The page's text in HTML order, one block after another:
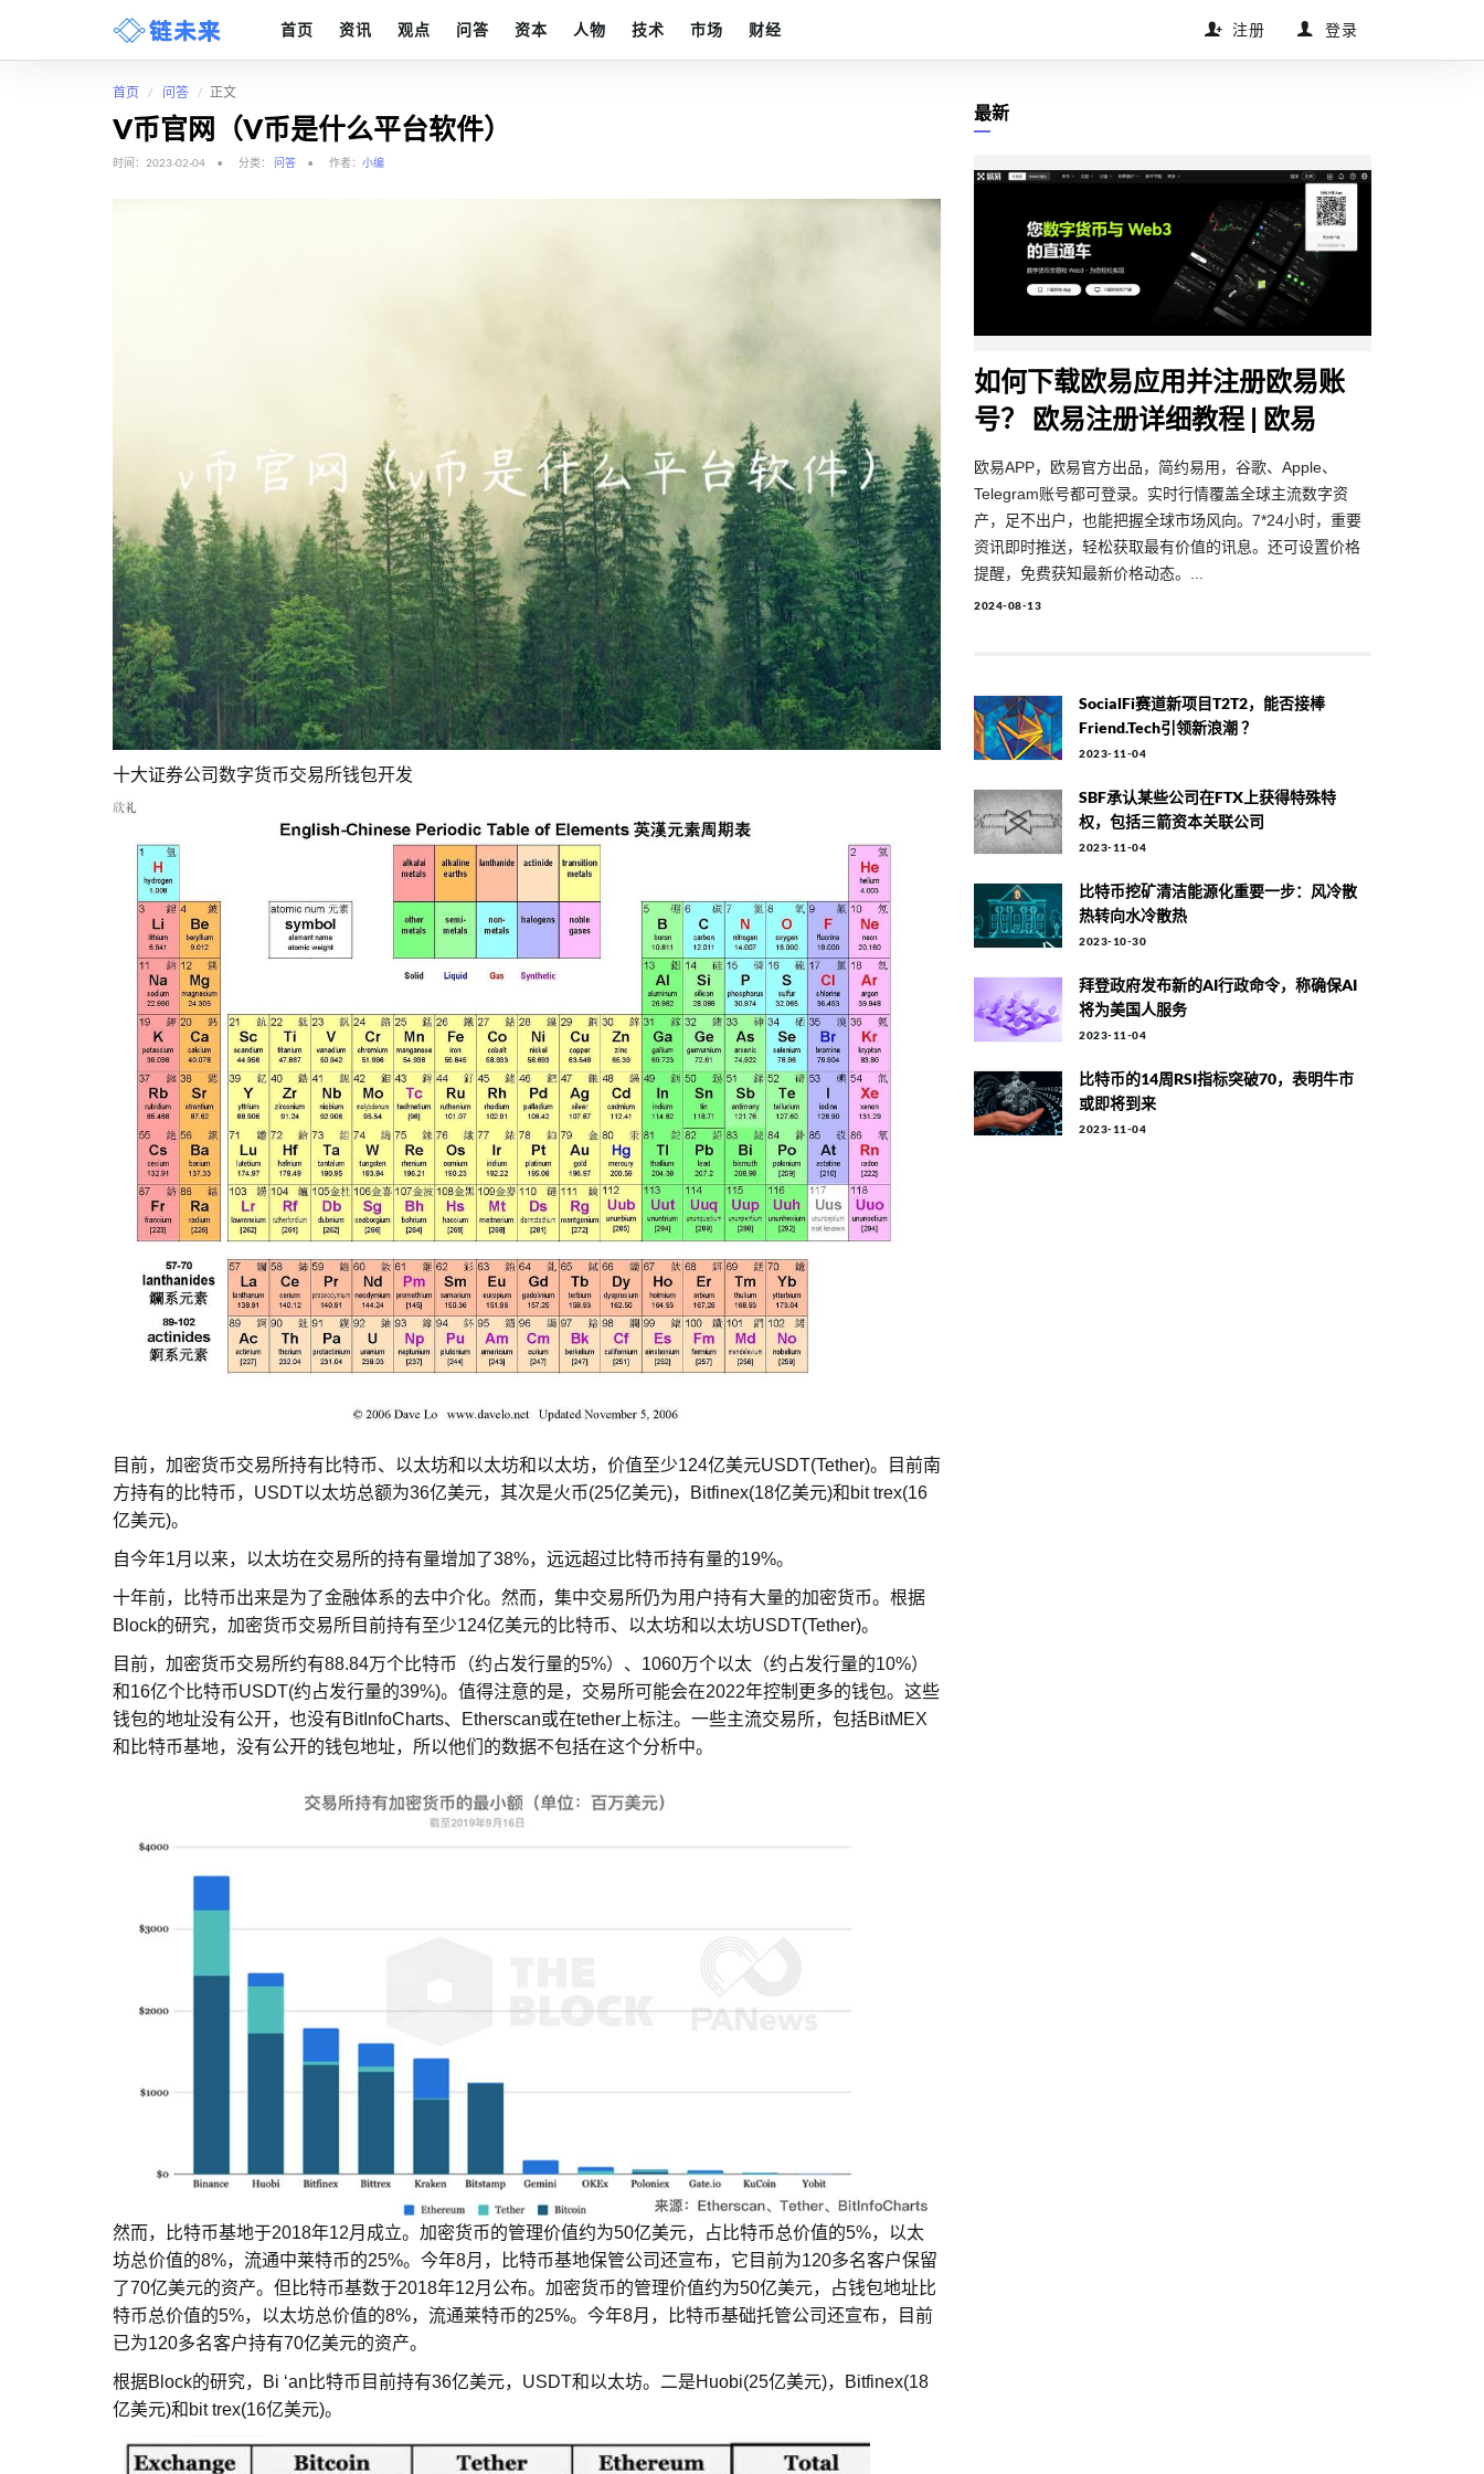
注册 登录
首页 资讯 观点 问答 资本 人物 技术 市场 财经
首页 问答 正文
V币官网（v币是什么平台软件）
时间：2023-02-04 分类： 问答 作者： 小编
十大证券公司数字货币交易所钱包开发
目前，加密货币交易所持有比特币、以太坊和以太坊和以太坊，价值至少124亿美元USDT(Tether)。目前南
方持有的比特币，USDT以太坊总额为36亿美元，其次是火币(25亿美元)，Bitfinex(18亿美元)和bit trex(16
亿美元)。
自今年1月以来，以太坊在交易所的持有量增加了38%，远远超过比特币持有量的19%。
十年前，比特币出来是为了金融体系的去中介化。然而，集中交易所仍为用户持有大量的加密货币。根据
Block的研究，加密货币交易所目前持有至少124亿美元的比特币、以太坊和以太坊USDT(Tether)。
目前，加密货币交易所约有88.84万个比特币（约占发行量的5%）、1060万个以太（约占发行量的10%）
和16亿个比特币USDT(约占发行量的39%)。值得注意的是，交易所可能会在2022年控制更多的钱包。这些
钱包的地址没有公开，也没有BitInfoCharts、Etherscan或在tether上标注。一些主流交易所，包括BitMEX
和比特币基地，没有公开的钱包地址，所以他们的数据不包括在这个分析中。
然而，比特币基地于2018年12月成立。加密货币的管理价值约为50亿美元，占比特币总价值的5%，以太
坊总价值的8%，流通中莱特币的25%。今年8月，比特币基地保管公司还宣布，它目前为120多名客户保留
了70亿美元的资产。但比特币基数于2018年12月公布。加密货币的管理价值约为50亿美元，占钱包地址比
特币总价值的5%，以太坊总价值的8%，流通莱特币的25%。今年8月，比特币基础托管公司还宣布，目前
已为120多名客户持有70亿美元的资产。
根据Block的研究，Bi ‘an比特币目前持有36亿美元，USDT和以太坊。二是Huobi(25亿美元)，Bitfinex(18
亿美元)和bit trex(16亿美元)。
最新
如何下载欧易应用并注册欧易账
号？ 欧易注册详细教程 | 欧易
欧易APP，欧易官方出品，简约易用，谷歌、Apple、
Telegram账号都可登录。实时行情覆盖全球主流数字资
产，足不出户，也能把握全球市场风向。7*24小时，重要
资讯即时推送，轻松获取最有价值的讯息。还可设置价格
提醒，免费获知最新价格动态。...
2024-08-13
SocialFi赛道新项目T2T2，能否接棒
Friend.tech引领新浪潮 ？
2023-11-04
SBF承认某些公司在FTX上获得特殊特
权，包括三箭资本关联公司
2023-11-04
比特币挖矿清洁能源化重要一步：风冷散
热转向水冷散热
2023-10-30
拜登政府发布新的AI行政命令，称确保AI
将为美国人服务
2023-11-04
比特币的14周RSI指标突破70，表明牛市
或即将到来
2023-11-04